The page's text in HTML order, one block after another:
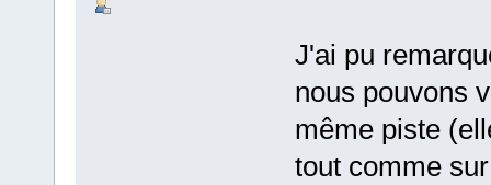
J'ai pu
nous pouvons
même piste
tout comme